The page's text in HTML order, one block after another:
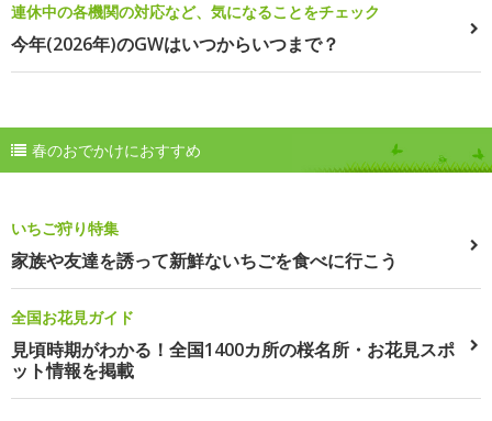
連休中の各機関の対応など、気になることをチェック
今年(2026年)のGWはいつからいつまで？
春のおでかけにおすすめ
いちご狩り特集
家族や友達を誘って新鮮ないちごを食べに行こう
全国お花見ガイド
見頃時期がわかる！全国1400カ所の桜名所・お花見スポ
ット情報を掲載